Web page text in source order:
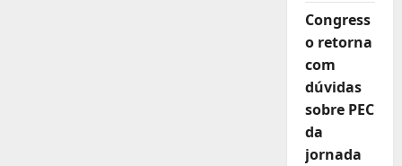
Congress
o retorna
com
dúvidas
sobre PEC
da
jornada